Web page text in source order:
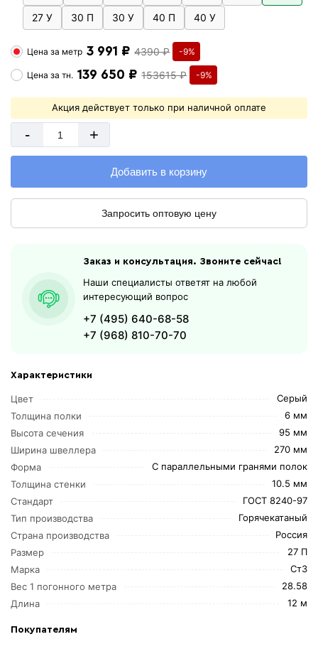
27 У
30 П 30 У 40 П 40 У
Характеристики
Цвет
Серый
Толщина полки
6 мм
Высота сечения
95 мм
Ширина швеллера
270 мм
Форма
С параллельными гранями полок
Толщина стенки
10.5 мм
Стандарт
ГОСТ 8240-97
Тип производства
Горячекатаный
Страна производства
Россия
Размер
27 П
Марка
Ст3
Вес 1 погонного метра
28.58
Длина
12 м
Покупателям
Цена за метр 3 991 ₽ 4390 ₽ -9%
Цена затн. 139 650 ₽ 153615 ₽ -9%
Акция действует только при наличной оплате
- +
Добавить в корзину
Запросить оптовую цену
Заказ и консультация. Звоните сейчас!
Наши специалисты ответят на любой
интересующий вопрос
+7 (495) 640-68-58
+7 (968) 810-70-70